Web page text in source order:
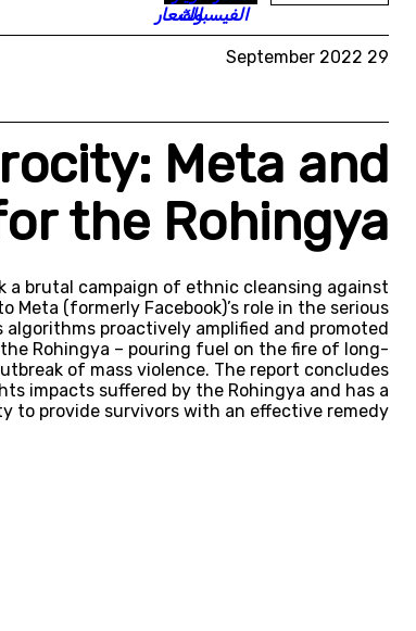
29 September 2022
Meta and
the Rohingya
a brutal campaign of ethnic cleansing against
(formerly Facebook)’s role in the serious
proactively amplified and promoted
Rohingya – pouring fuel on the fire of long-
of mass violence. The report concludes
impacts suffered by the Rohingya and has a
to provide survivors with an effective remedy.